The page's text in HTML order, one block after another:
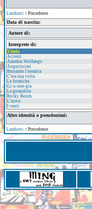
Lamberti < Precedente
Data di nascita:
Autore di:
Interprete di:
Titolo
Accenti
Amedeo Wolfango
Augurissimi
Bernardo l'eremita
C'era una volta
Le formiche
Gi-o-erre-gio
La girandola
Rocky Boom
L'uovo
I venti
Altre identità o pseudonimi:
Lamberti < Precedente